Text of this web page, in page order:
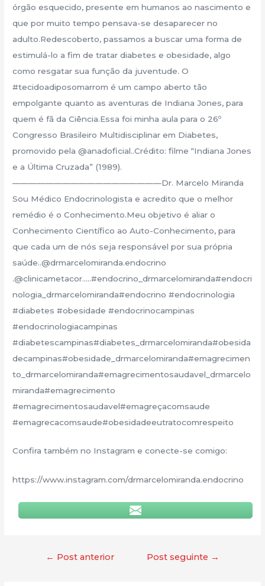
órgão esquecido, presente em humanos ao nascimento e
que por muito tempo pensava-se desaparecer no
adulto.Redescoberto, passamos a buscar uma forma de
estimulá-lo a fim de tratar diabetes e obesidade, algo
como resgatar sua função da juventude. O
#tecidoadiposomarrom é um campo aberto tão
empolgante quanto as aventuras de Indiana Jones, para
quem é fã da Ciência.Essa foi minha aula para o 26º
Congresso Brasileiro Multidisciplinar em Diabetes,
promovido pela @anadoficial..Crédito: filme “Indiana Jones
e a Última Cruzada” (1989).
——————————————————Dr. Marcelo Miranda
Sou Médico Endocrinologista e acredito que o melhor
remédio é o Conhecimento.Meu objetivo é aliar o
Conhecimento Científico ao Auto-Conhecimento, para
que cada um de nós seja responsável por sua própria
saúde..@drmarcelomiranda.endocrino
.@clinicametacor…..#endocrino_drmarcelomiranda#endocri
nologia_drmarcelomiranda#endocrino #endocrinologia
#diabetes #obesidade #endocrinocampinas
#endocrinologiacampinas
#diabetescampinas#diabetes_drmarcelomiranda#obesida
decampinas#obesidade_drmarcelomiranda#emagrecimen
to_drmarcelomiranda#emagrecimentosaudavel_drmarcelo
miranda#emagrecimento
#emagrecimentosaudavel#emagreçacomsaude
#emagrecacomsaude#obesidadeeutratocomrespeito
Confira também no Instagram e conecte-se comigo:
https://www.instagram.com/drmarcelomiranda.endocrino
← Post anterior Post seguinte →